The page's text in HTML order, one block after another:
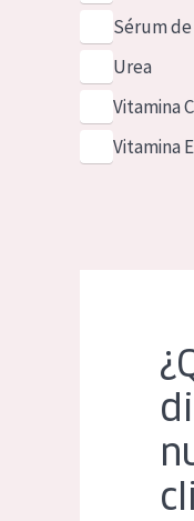
Sérum de
Urea
Vitamina C
Vitamina E